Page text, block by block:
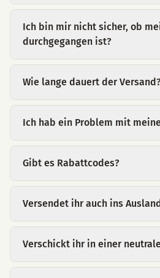
Ich bin mir nicht sicher, ob
durchgegangen ist?
Wie lange dauert der
Ich hab ein Problem mit
Gibt es Rabattcodes?
Versendet ihr auch ins
Verschickt ihr in einer